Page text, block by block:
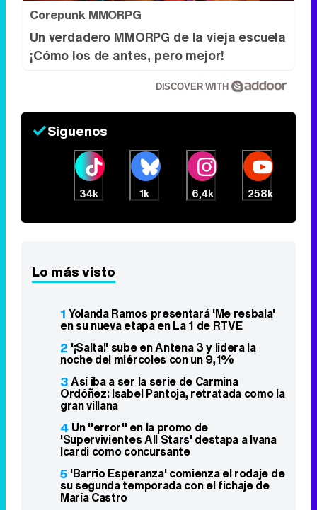
Corepunk MMORPG
Un verdadero MMORPG de la vieja escuela
¡Cómo los de antes, pero mejor!
DISCOVER WITH
Síguenos
34k 1k 6,4k 258k
Lo más visto
1 Yolanda Ramos presentará 'Me resbala'
en su nueva etapa en La 1 de RTVE
2 '¡Salta!' sube en Antena 3 y lidera la
noche del miércoles con un 9,1%
3Así iba a ser la serie de Carmina
Ordóñez: Isabel Pantoja, retratada como la
gran villana
4 Un "error" en la promo de
'Supervivientes All Stars' destapa a Ivana
Icardi como concursante
5 'Barrio Esperanza' comienza el rodaje de
su segunda temporada con el fichaje de
María Castro